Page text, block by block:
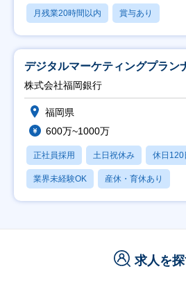
月残業20時間以内 賞与あり
デジタルマーケティングプラン
株式会社福岡銀行
福岡県
600万~1000万
正社員採用 土日祝休み 休日120
業界未経験OK 産休・育休あり
求人を